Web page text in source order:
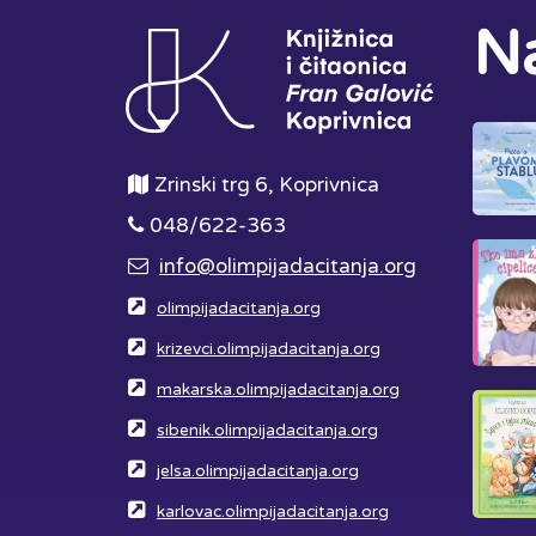
Zrinski trg 6, Koprivnica
048/622-363
info@olimpijadacitanja.org
olimpijadacitanja.org
krizevci.olimpijadacitanja.org
makarska.olimpijadacitanja.org
sibenik.olimpijadacitanja.org
jelsa.olimpijadacitanja.org
karlovac.olimpijadacitanja.org